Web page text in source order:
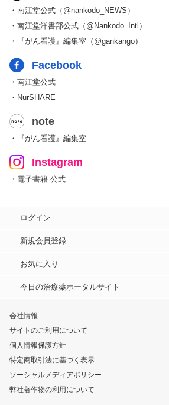
・南江堂公式（@nankodo_NEWS）
・南江堂洋書部公式（@Nankodo_Intl）
・『がん看護』編集室（@gankango）
Facebook
・南江堂公式
・NurSHARE
note
・『がん看護』編集室
Instagram
・電子書籍 公式
ログイン
新規会員登録
お気に入り
今日の治療薬ポータルサイト
会社情報
サイトのご利用について
個人情報保護方針
特定商取引法に基づく表示
ソーシャルメディアポリシー
弊社著作物の利用について